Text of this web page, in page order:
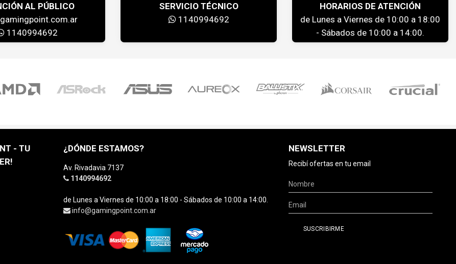
AL PÚBLICO
1140994692
SERVICIO TÉCNICO
1140994692
HORARIOS DE ATENCIÓN
de Lunes a Viernes de 10:00 a 18:00
- Sábados de 10:00 a 14:00.
- TU
¿DÓNDE ESTAMOS?
Av. Rivadavia 7137
1140994692
de Lunes a Viernes de 10:00 a 18:00 - Sábados de 10:00 a 14:00.
info@gamingpoint.com.ar
NEWSLETTER
Recibí ofertas en tu email